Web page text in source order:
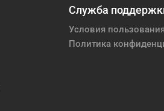
Служба
Условия
Политика